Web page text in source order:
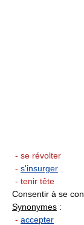
- se révolter
- s'insurger
- tenir tête
Consentir à se
Synonymes :
- accepter